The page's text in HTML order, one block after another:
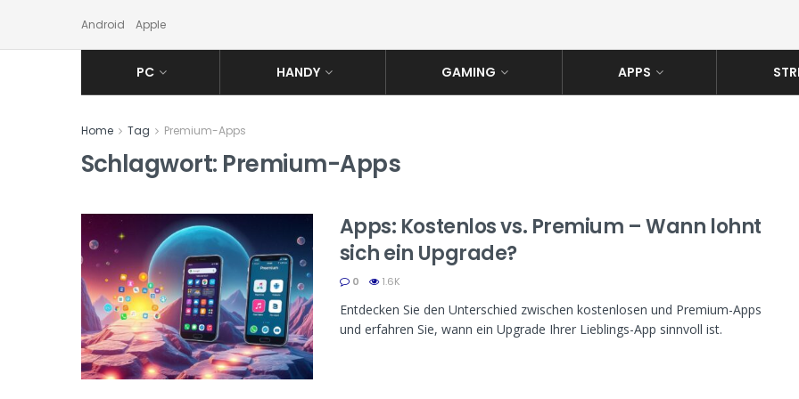
Android Apple
PC HANDY GAMING APPS
Home Tag Premium-Apps
Schlagwort: Premium-Apps
Apps: Kostenlos vs. Premium – Wann lohnt
sich ein Upgrade?
0 1.6K
Entdecken Sie den Unterschied zwischen kostenlosen und Premium-Apps
und erfahren Sie, wann ein Upgrade Ihrer Lieblings-App sinnvoll ist.